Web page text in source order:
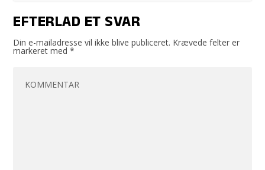
EFTERLAD ET SVAR
Din e-mailadresse vil ikke blive publiceret. Krævede felter er
markeret med*